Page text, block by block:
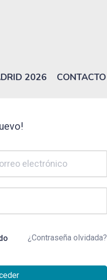
2026 CONTACTO
¿Contraseña olvidada?